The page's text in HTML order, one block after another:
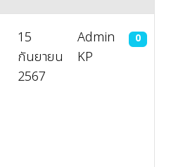
15
กันยายน
2567
Admin
KP
0